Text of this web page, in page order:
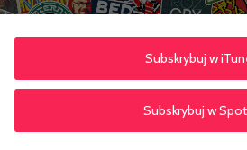
Subskrybuj w
Subskrybuj w